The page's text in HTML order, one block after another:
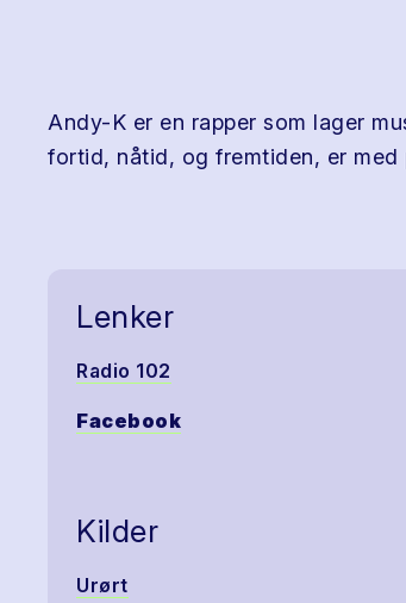
Andy-K er en rapper som lager
fortid, nåtid, og fremtiden, er med
Lenker
Radio 102
Facebook
Kilder
Urørt